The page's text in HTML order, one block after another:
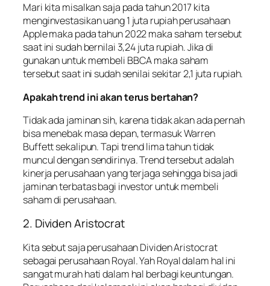
Mari kita misalkan saja pada tahun 2017 kita
menginvestasikan uang 1 juta rupiah perusahaan
Apple maka pada tahun 2022 maka saham tersebut
saat ini sudah bernilai 3,24 juta rupiah. Jika di
gunakan untuk membeli BBCA maka saham
tersebut saat ini sudah senilai sekitar 2,1 juta rupiah.
Apakah trend ini akan terus bertahan?
Tidak ada jaminan sih, karena tidak akan ada pernah
bisa menebak masa depan, termasuk Warren
Buffett sekalipun. Tapi trend lima tahun tidak
muncul dengan sendirinya. Trend tersebut adalah
kinerja perusahaan yang terjaga sehingga bisa jadi
jaminan terbatas bagi investor untuk membeli
saham di perusahaan.
2. Dividen Aristocrat
Kita sebut saja perusahaan Dividen Aristocrat
sebagai perusahaan Royal. Yah Royal dalam hal ini
sangat murah hati dalam hal berbagi keuntungan.